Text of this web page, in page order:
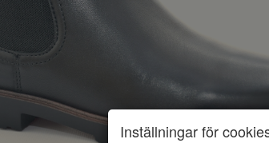
Inställningar för